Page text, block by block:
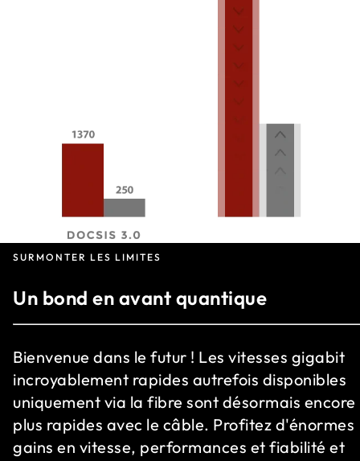
SURMONTER LES LIMITES
Un bond en avant quantique
Bienvenue dans le futur ! Les vitesses gigabit
incroyablement rapides autrefois disponibles
uniquement via la fibre sont désormais encore
plus rapides avec le câble. Profitez d'énormes
gains en vitesse, performances et fiabilité et